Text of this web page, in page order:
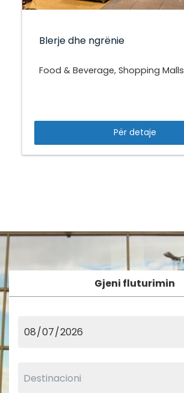
Blerje dhe ngrënie
Food & Beverage, Shopping Malls
Për detaje
Gjeni fluturimin